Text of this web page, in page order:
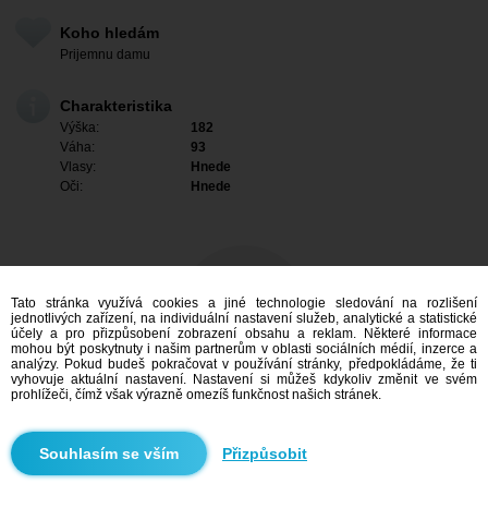
Koho hledám
Prijemnu damu
Charakteristika
Výška:
182
Váha:
93
Vlasy:
Hnede
Oči:
Hnede
Mám zájem
Vyhledávání
Tato stránka využívá cookies a jiné technologie sledování na rozlišení
jednotlivých zařízení, na individuální nastavení služeb, analytické a statistické
účely a pro přizpůsobení zobrazení obsahu a reklam. Některé informace
mohou být poskytnuty i našim partnerům v oblasti sociálních médií, inzerce a
analýzy. Pokud budeš pokračovat v používání stránky, předpokládáme, že ti
vyhovuje aktuální nastavení. Nastavení si můžeš kdykoliv změnit ve svém
prohlížeči, čímž však výrazně omezíš funkčnost našich stránek.
Přizpůsobit